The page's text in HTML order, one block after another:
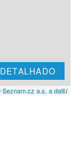
a.s. a další